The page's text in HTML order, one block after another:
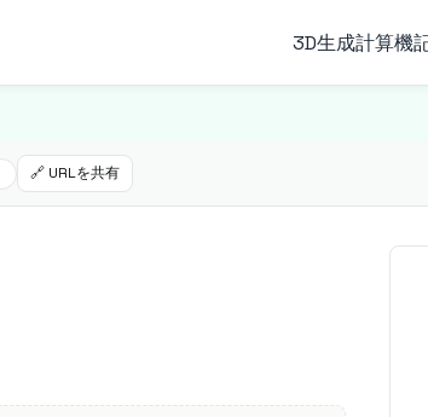
3D生成計算機
🔗 URLを共有